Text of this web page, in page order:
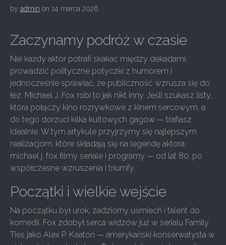
by admin on 14 marca 2026
Zaczynamy podróż w czasie
Nie każdy aktor potrafi skakać między dekadami,
prowadzić polityczne potyczki z humorem i
jednocześnie sprawiać, że publiczność wzrusza się do
łez. Michael J. Fox robi to jak nikt inny. Jeśli szukasz listy,
która połączy kino rozrywkowe z kinem sercowym, a
do tego dorzuci kilka kultowych gagów — trafiasz
idealnie. W tym artykule przyjrzymy się najlepszym
realizacjom, które składają się na legendę aktora:
michael j. fox filmy seriale i programy — od lat 80. po
współczesne wzruszenia i triumfy.
Początki i wielkie wejście
Na początku był urok, zadziorny uśmiech i talent do
komedii. Fox zdobył serca widzów już w serialu Family
Ties jako Alex P. Keaton — amerykański konserwatysta w